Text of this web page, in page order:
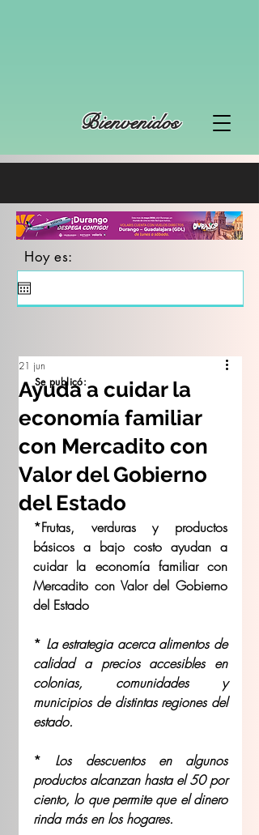
Bienvenidos
Hoy es:
Ayuda a cuidar la
economía familiar
con Mercadito con
Valor del Gobierno
del Estado
21 jun
*Frutas, verduras y productos
básicos a bajo costo ayudan a
cuidar la economía familiar con
Mercadito con Valor del Gobierno
del Estado
* La estrategia acerca alimentos de
calidad a precios accesibles en
colonias, comunidades y
municipios de distintas regiones del
estado.
* Los descuentos en algunos
productos alcanzan hasta el 50 por
ciento, lo que permite que el dinero
rinda más en los hogares.
Se publicó: